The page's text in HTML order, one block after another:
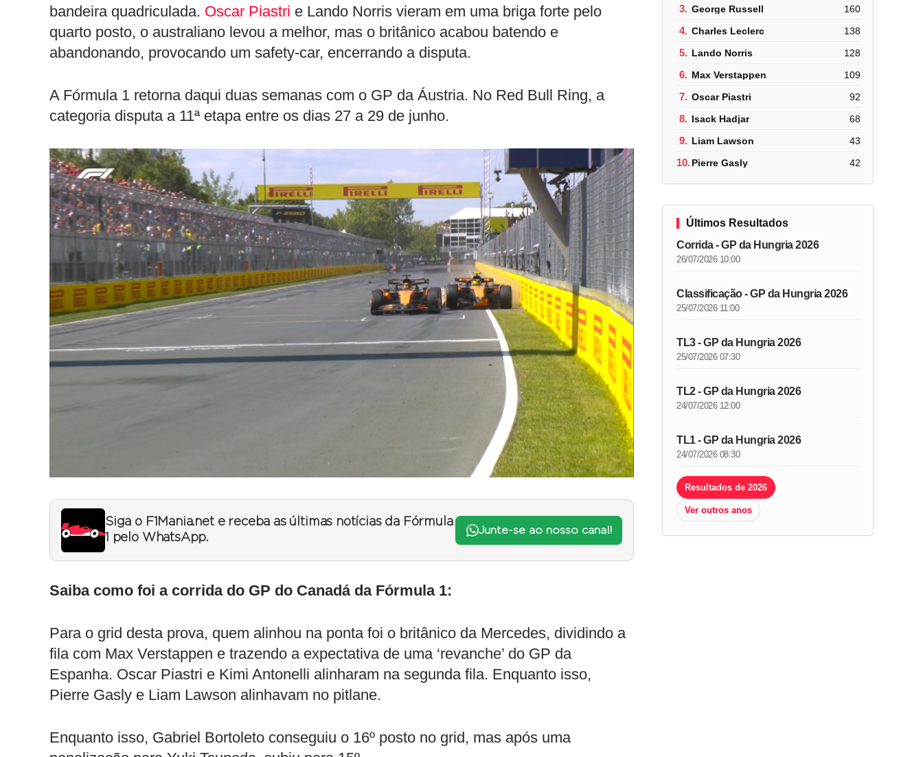
bandeira quadriculada. Oscar Piastri e Lando Norris vieram em uma briga forte pelo
quarto posto, o australiano levou a melhor, mas o britânico acabou batendo e
abandonando, provocando um safety-car, encerrando a disputa.
A Fórmula 1 retorna daqui duas semanas com o GP da Áustria. No Red Bull Ring, a
categoria disputa a 11ª etapa entre os dias 27 a 29 de junho.
Siga o F1Mania.net e receba as últimas notícias da Fórmula
1 pelo WhatsApp.
Junte-se ao nosso canal!
Saiba como foi a corrida do GP do Canadá da Fórmula 1:
Para o grid desta prova, quem alinhou na ponta foi o britânico da Mercedes, dividindo a
fila com Max Verstappen e trazendo a expectativa de uma ‘revanche’ do GP da
Espanha. Oscar Piastri e Kimi Antonelli alinharam na segunda fila. Enquanto isso,
Pierre Gasly e Liam Lawson alinhavam no pitlane.
Enquanto isso, Gabriel Bortoleto conseguiu o 16º posto no grid, mas após uma
3. George Russell 160
4. Charles Leclerc 138
5. Lando Norris 128
6. Max Verstappen 109
7. Oscar Piastri 92
8. Isack Hadjar 68
9. Liam Lawson 43
10.Pierre Gasly 42
Últimos Resultados
Corrida - GP da Hungria 2026
26/07/2026 10:00
Classificação - GP da Hungria 2026
25/07/2026 11:00
TL3 - GP da Hungria 2026
25/07/2026 07:30
TL2 - GP da Hungria 2026
24/07/2026 12:00
TL1 - GP da Hungria 2026
24/07/2026 08:30
Resultados de 2026
Ver outros anos